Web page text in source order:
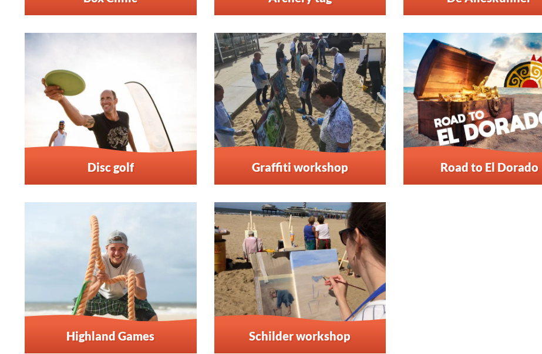
Disc golf Graffiti workshop Road to El Dorado
Highland Games Schilder workshop